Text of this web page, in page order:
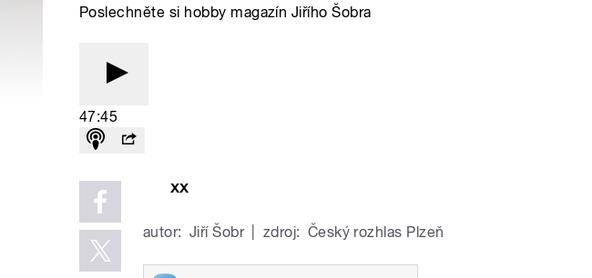
Poslechněte si hobby magazín Jiřího Šobra
47:45
xx
autor: Jiří Šobr zdroj: Český rozhlas Plzeň